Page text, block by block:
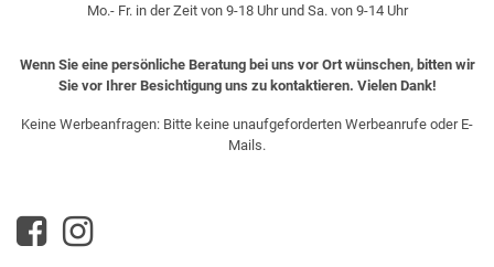
Mo.- Fr. in der Zeit von 9-18 Uhr und Sa. von 9-14 Uhr
Wenn Sie eine persönliche Beratung bei uns vor Ort wünschen, bitten wir
Sie vor Ihrer Besichtigung uns zu kontaktieren. Vielen Dank!
Keine Werbeanfragen: Bitte keine unaufgeforderten Werbeanrufe oder E-
Mails.